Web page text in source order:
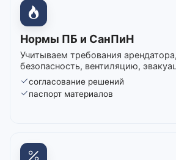
Нормы ПБ и СанПиН
Учитываем требования
безопасность, вентиляцию,
согласование решений
паспорт материалов